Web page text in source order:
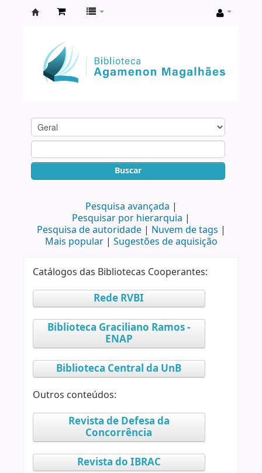
Agamenon
Magalhães
Buscar
Pesquisa avançada
Pesquisar por hierarquia
Pesquisa de autoridade
Nuvem de tags
Mais popular
Sugestões de aquisição
Catálogos das Bibliotecas Cooperantes:
Rede RVBI
Biblioteca Graciliano Ramos -
ENAP
Biblioteca Central da UnB
Outros conteúdos:
Revista de Defesa da
Concorrência
Revista do IBRAC